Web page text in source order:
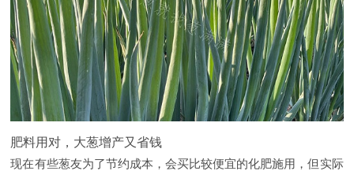
肥料用对，大葱增产又省钱
现在有些葱友为了节约成本，会买比较便宜的化肥施用，但实际